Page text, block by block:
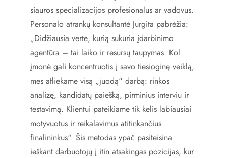
siauros specializacijos profesionalus ar vadovus.
Personalo atrankų konsultantė Jurgita pabrėžia:
„Didžiausia vertė, kurią sukuria įdarbinimo
agentūra – tai laiko ir resursų taupymas. Kol
įmonė gali koncentruotis į savo tiesioginę veiklą,
mes atliekame visą „juodą“ darbą: rinkos
analizę, kandidatų paiešką, pirminius interviu ir
testavimą. Klientui pateikiame tik kelis labiausiai
motyvuotus ir reikalavimus atitinkančius
finalininkus“. Šis metodas ypač pasiteisina
ieškant darbuotojų į itin atsakingas pozicijas, kur